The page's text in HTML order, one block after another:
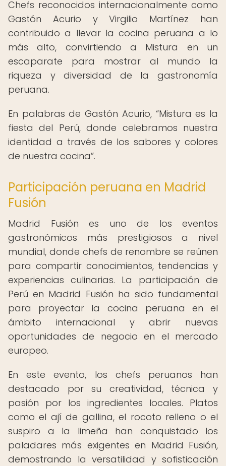
Chefs reconocidos internacionalmente como
Gastón Acurio y Virgilio Martínez han
contribuido a llevar la cocina peruana a lo
más alto, convirtiendo a Mistura en un
escaparate para mostrar al mundo la
riqueza y diversidad de la gastronomía
peruana.
En palabras de Gastón Acurio, Mistura es la
fiesta del Perú, donde celebramos nuestra
identidad a través de los sabores y colores
de nuestra cocina .
Participación peruana en Madrid
Fusión
Madrid Fusión es uno de los eventos
gastronómicos más prestigiosos a nivel
mundial, donde chefs de renombre se reúnen
para compartir conocimientos, tendencias y
experiencias culinarias. La participación de
Perú en Madrid Fusión ha sido fundamental
para proyectar la cocina peruana en el
ámbito internacional y abrir nuevas
oportunidades de negocio en el mercado
europeo.
En este evento, los chefs peruanos han
destacado por su creatividad, técnica y
pasión por los ingredientes locales. Platos
como el ají de gallina, el rocoto relleno o el
suspiro a la limeña han conquistado los
paladares más exigentes en Madrid Fusión,
demostrando la versatilidad y sofisticación